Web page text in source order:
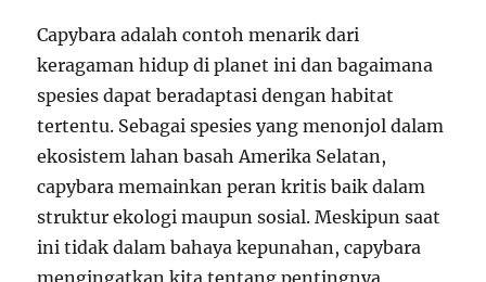
Capybara adalah contoh menarik dari
keragaman hidup di planet ini dan bagaimana
spesies dapat beradaptasi dengan habitat
tertentu. Sebagai spesies yang menonjol dalam
ekosistem lahan basah Amerika Selatan,
capybara memainkan peran kritis baik dalam
struktur ekologi maupun sosial. Meskipun saat
ini tidak dalam bahaya kepunahan, capybara
mengingatkan kita tentang pentingnya